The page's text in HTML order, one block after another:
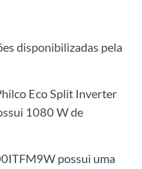
disponibilizadas pela
Eco Split Inverter
1080 W de
possui uma